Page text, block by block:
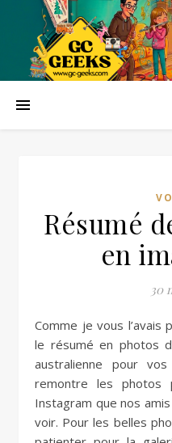
Résumé
en
30
Comme je vous l’avais promis précédemment, voici
le résumé en photos
australienne pour
remontre les photos
Instagram que nos
voir. Pour les belles